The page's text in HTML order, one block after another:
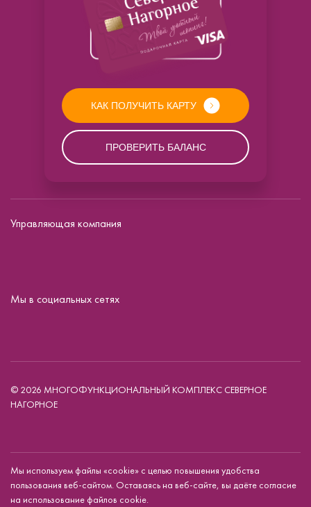
КАК ПОЛУЧИТЬ КАРТУ
ПРОВЕРИТЬ БАЛАНС
Управляющая компания
Мы в социальных сетях
© 2026 МНОГОФУНКЦИОНАЛЬНЫЙ КОМПЛЕКС СЕВЕРНОЕ
НАГОРНОЕ
Мы используем файлы «cookie» с целью повышения удобства
пользования веб-сайтом. Оставаясь на веб-сайте, вы даёте согласие
на использование файлов cookie.